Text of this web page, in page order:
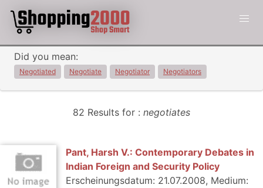
Did you mean:
Negotiated Negotiate Negotiator Negotiators
82 Results for : negotiates
Pant, Harsh V.: Contemporary Debates in
Indian Foreign and Security Policy
Erscheinungsdatum: 21.07.2008, Medium: